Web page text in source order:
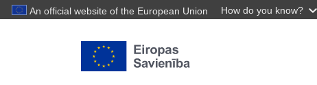
An official website of the European Union How do you know?